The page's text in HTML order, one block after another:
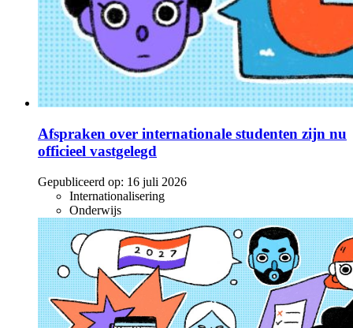
Afspraken over internationale studenten zijn nu
officieel vastgelegd
Gepubliceerd op: 16 juli 2026
Internationalisering
Onderwijs